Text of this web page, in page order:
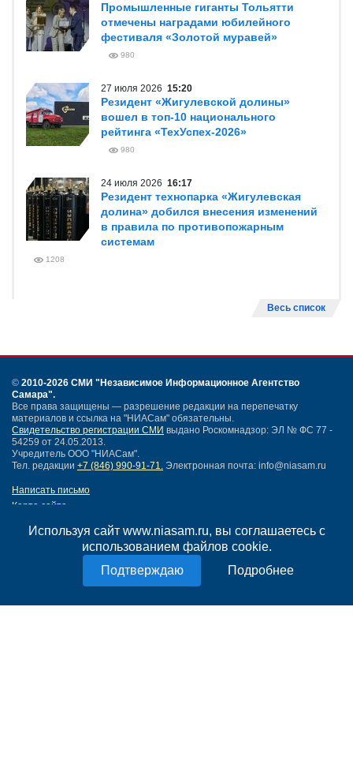
Используя сайт www.niasam.ru, вы соглашаетесь с
использованием файлов cookie.
Подробнее
Промышленные гиганты Тольятти
отмечены наградами юбилейного
фестиваля «Золотой муравей»
980
27 июля 2026 15:20
Резидент «Жигулевской долины»
вошел в топ-10 национального
рейтинга «ТехУспех-2026»
980
24 июля 2026 16:17
Резидент технопарка «Жигулевская
долина» добился внесения изменений
в правила по противопожарным
системам
1208
Весь список
© 2010-2026 СМИ "Независимое Информационное Агентство
Самара".
Все права защищены — разрешение редакции на перепечатку
материалов и ссылка на "НИАСам" обязательны.
Свидетельство регистрации СМИ выдано Роскомнадзор: ЭЛ № ФС 77 -
54259 от 24.05.2013.
Учредитель ООО "НИАСам".
Тел. редакции +7 (846) 990-91-71. Электронная почта: info@niasam.ru
Написать письмо
Карта сайта
Политика конфиденциальности
Согласие на обработку персональных данных